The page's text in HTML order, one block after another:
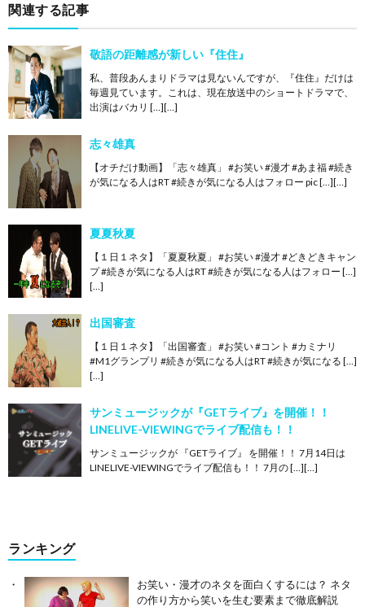
関連する記事
敬語の距離感が新しい『住住』
私、普段あんまりドラマは見ないんですが、『住住』だけは
毎週見ています。これは、現在放送中のショートドラマで、
出演はバカリ […][…]
志々雄真
【オチだけ動画】「志々雄真」 #お笑い #漫才 #あま福 #続き
が気になる人はRT #続きが気になる人はフォロー pic […][…]
夏夏秋夏
【１日１ネタ】「夏夏秋夏」 #お笑い #漫才 #どきどきキャン
プ #続きが気になる人はRT #続きが気になる人はフォロー […]
[…]
出国審査
【１日１ネタ】「出国審査」 #お笑い #コント #カミナリ
#M1グランプリ #続きが気になる人はRT #続きが気になる […]
[…]
サンミュージックが『GETライブ』を開催！！
LINELIVE-VIEWINGでライブ配信も！！
サンミュージックが 『GETライブ』 を開催！！ 7月14日は
LINELIVE-VIEWINGでライブ配信も！！ 7月の […][…]
ランキング
お笑い・漫才のネタを面白くするには？ ネタ
の作り方から笑いを生む要素まで徹底解説